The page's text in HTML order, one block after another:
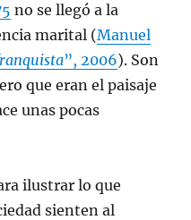
no se llegó a la
marital (Manuel
”, 2006). Son
que eran el paisaje
unas pocas
ilustrar lo que
sienten al